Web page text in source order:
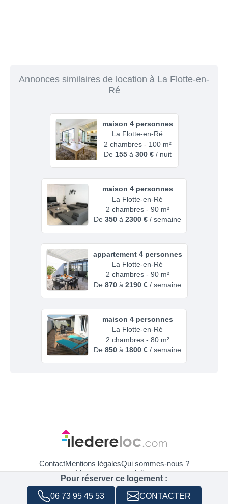
Annonces similaires de location à La Flotte-en-
Ré
maison 4 personnes
La Flotte-en-Ré
2 chambres - 100 m²
De 155à 300 €/ nuit
maison 4 personnes
La Flotte-en-Ré
2 chambres - 90 m²
De 350 à 2300 € / semaine
appartement 4 personnes
La Flotte-en-Ré
2 chambres - 90 m²
De 870 à 2190 € / semaine
maison 4 personnes
La Flotte-en-Ré
2 chambres - 80 m²
De 850 à 1800 € / semaine
Pour réserver ce logement :
06 73 95 45 53 CONTACTER
ContactMentions légalesQui sommes-nous ?
L'assurance annulation
Utilisation des Cookies et données